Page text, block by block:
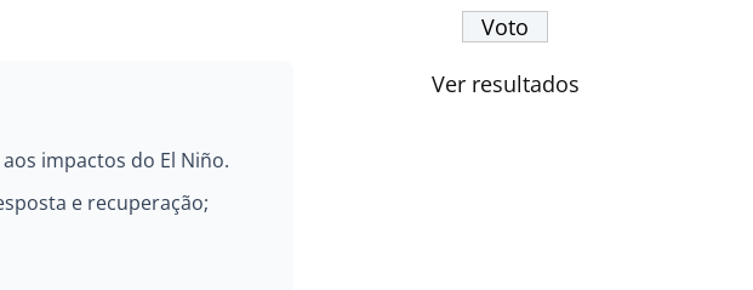
impactos do El Niño.
e recuperação;
Ver resultados